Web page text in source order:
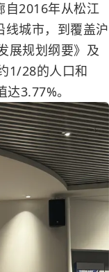
自2016年从松江
城市，到覆盖沪
展规划纲要》及
1/28的人口和
3.77%。